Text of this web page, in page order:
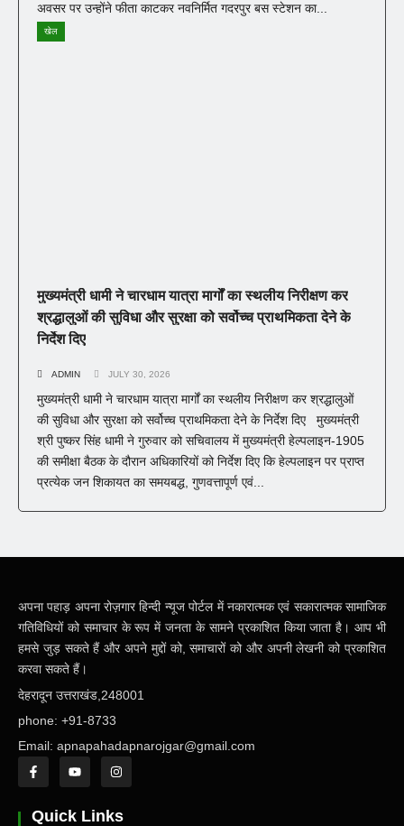
अवसर पर उन्होंने फीता काटकर नवनिर्मित गदरपुर बस स्टेशन का...
खेल
मुख्यमंत्री धामी ने चारधाम यात्रा मार्गों का स्थलीय निरीक्षण कर
श्रद्धालुओं की सुविधा और सुरक्षा को सर्वोच्च प्राथमिकता देने के
निर्देश दिए
ADMIN JULY 30, 2026
मुख्यमंत्री धामी ने चारधाम यात्रा मार्गों का स्थलीय निरीक्षण कर श्रद्धालुओं
की सुविधा और सुरक्षा को सर्वोच्च प्राथमिकता देने के निर्देश दिए मुख्यमंत्री
श्री पुष्कर सिंह धामी ने गुरुवार को सचिवालय में मुख्यमंत्री हेल्पलाइन-1905
की समीक्षा बैठक के दौरान अधिकारियों को निर्देश दिए कि हेल्पलाइन पर प्राप्त
प्रत्येक जन शिकायत का समयबद्ध, गुणवत्तापूर्ण एवं...
अपना पहाड़ अपना रोज़गार हिन्दी न्यूज पोर्टल में नकारात्मक एवं सकारात्मक सामाजिक
गतिविधियों को समाचार के रूप में जनता के सामने प्रकाशित किया जाता है। आप भी
हमसे जुड़ सकते हैं और अपने मुद्दों को, समाचारों को और अपनी लेखनी को प्रकाशित
करवा सकते हैं।
देहरादून उत्तराखंड,248001
phone: +91-8733
Email: apnapahadapnarojgar@gmail.com
Quick Links